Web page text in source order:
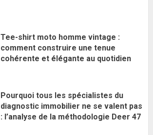
Tee-shirt moto homme vintage :
comment construire une tenue
cohérente et élégante au quotidien
Pourquoi tous les spécialistes du
diagnostic immobilier ne se valent pas
: l’analyse de la méthodologie Deer 47